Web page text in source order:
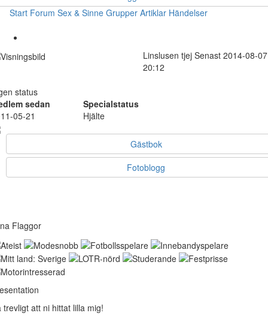
Start Forum Sex & Sinne Grupper Artiklar Händelser
Linslusen tjej Senast 2014-08-07
20:12
status
sedan
Specialstatus
05-21
Hjälte
Gästbok
Fotoblogg
Flaggor
trevligt att ni hittat lilla mig!